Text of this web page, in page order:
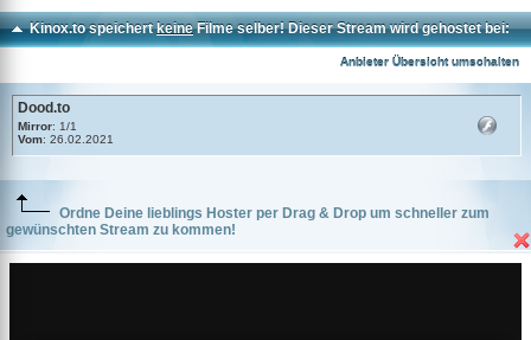
Kinox.to speichertkeineFilme selber! Dieser Stream wird gehostet bei:
Anbieter Übersicht umschalten
Dood.to
Mirror: 1/1
Vom: 26.02.2021
Ordne Deine lieblings Hoster per Drag & Drop um schneller zum
gewünschten Stream zu kommen!